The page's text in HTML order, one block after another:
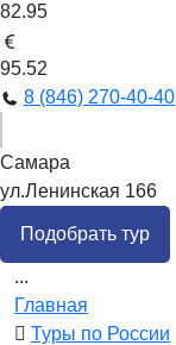
82.95
95.52
8 (846) 270-40-40
Самара
ул.Ленинская 166
Подобрать тур
...
Главная
Туры по России